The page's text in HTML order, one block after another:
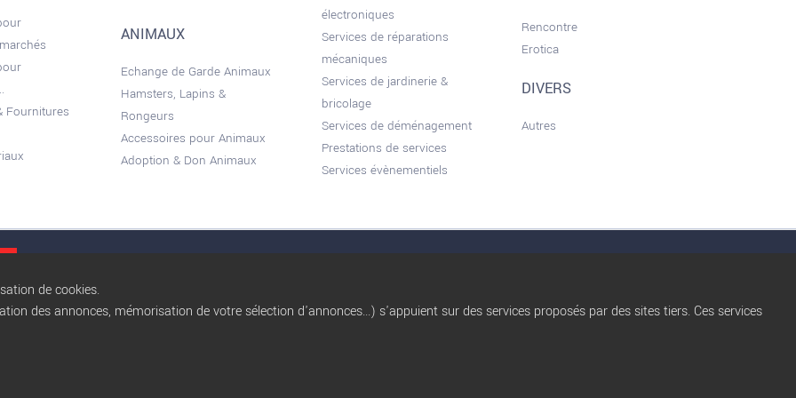
Fournitures
ANIMAUX
Echange de Garde Animaux
Hamsters, Lapins &
Rongeurs
Accessoires pour Animaux
Adoption & Don Animaux
électroniques
Services de réparations
mécaniques
Services de jardinerie &
bricolage
Services de déménagement
Prestations de services
Services évènementiels
Rencontre
Erotica
DIVERS
Autres
Règles de diffusion
Blog trocbuy
de cookies.
des annonces, mémorisation de votre sélection d'annonces...) s'appuient sur des services proposés par des sites tiers. Ces services